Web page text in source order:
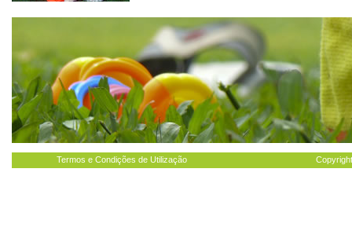
Termos e Condições de Utilização